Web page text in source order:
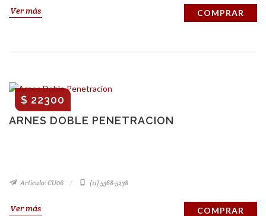
Ver más COMPRAR
ARNES DOBLE PENETRACION
$ 22300
Artículo: CU06 (11) 5368-5238
Ver más COMPRAR